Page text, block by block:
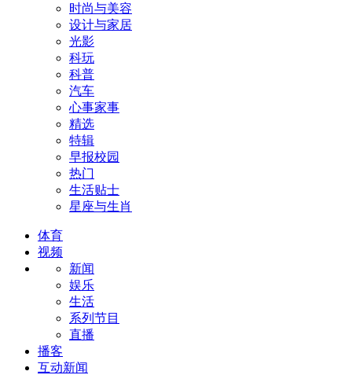
时尚与美容
设计与家居
光影
科玩
科普
汽车
心事家事
精选
特辑
早报校园
热门
生活贴士
星座与生肖
体育
视频
新闻
娱乐
生活
系列节目
直播
播客
互动新闻